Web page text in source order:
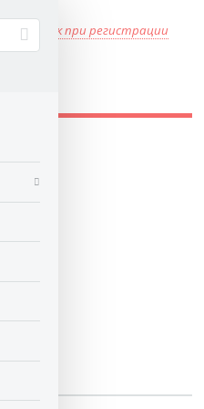
в подарок при регистрации